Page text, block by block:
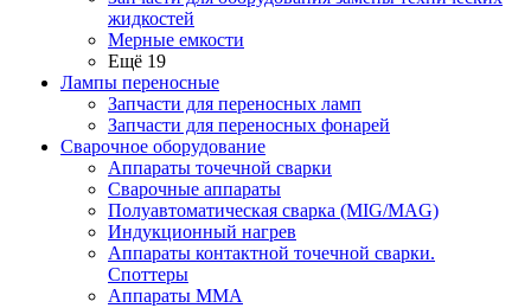
жидкостей
Мерные емкости
Ещё 19
Лампы переносные
Запчасти для переносных ламп
Запчасти для переносных фонарей
Сварочное оборудование
Аппараты точечной сварки
Сварочные аппараты
Полуавтоматическая сварка (MIG/MAG)
Индукционный нагрев
Аппараты контактной точечной сварки.
Споттеры
Аппараты MMA